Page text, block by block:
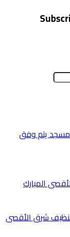
يتم وفق
شرق الأقصى